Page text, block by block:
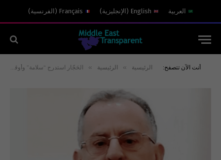
العربية English
( الإنجليزية)
Français
( الفرنسية)
أنت الآن تتصفح: الرئيسية » الرئيسية » الحَجّار استدرج “سلامة” وأوقفه، وما مصير القاضية “غادة عون”؟